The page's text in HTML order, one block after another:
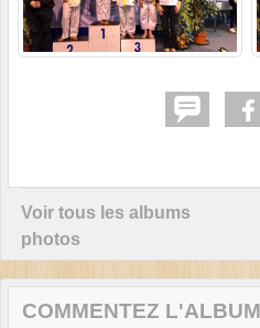
Voir tous les albums
photos
COMMENTEZ L'ALBUM